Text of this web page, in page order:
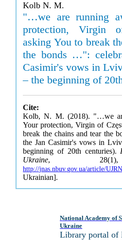
Kolb N. M.
"…we are running
protection, Virgin
asking You to break
the bonds …":
Casimir's vows in
– the beginning of
Cite:
Kolb, N. M. (2018). "…we
Your protection, Virgin of
break the chains and tear the
the Jan Casimir's vows in
beginning of 20th centuries).
Ukraine, 28(1),
http://jnas.nbuv.gov.ua/article/
Ukrainian].
National Academy of
Ukraine
Library portal of